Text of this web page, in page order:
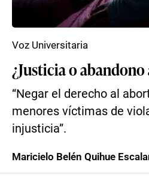
¿Justicia o
“Negar el derecho al
menores víctimas de
injusticia”.
Voz Universitaria
Maricielo Belén Quihue